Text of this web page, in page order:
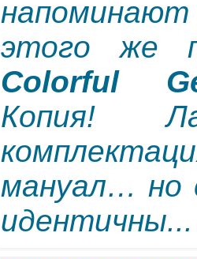
этого же
Colorful
Копия!
мануал… но
идентичны...